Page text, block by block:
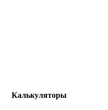
Калькуляторы